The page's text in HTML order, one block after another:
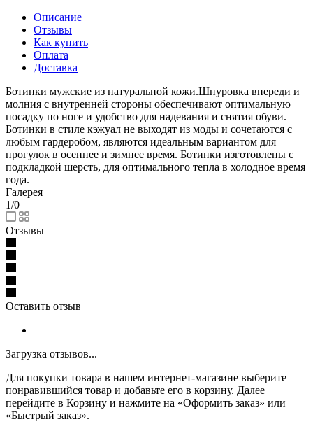
Описание
Отзывы
Как купить
Оплата
Доставка
Ботинки мужские из натуральной кожи.Шнуровка впереди и
молния с внутренней стороны обеспечивают оптимальную
посадку по ноге и удобство для надевания и снятия обуви.
Ботинки в стиле кэжуал не выходят из моды и сочетаются с
любым гардеробом, являются идеальным вариантом для
прогулок в осеннее и зимнее время. Ботинки изготовлены с
подкладкой шерсть, для оптимального тепла в холодное время
года.
Галерея
1/0 —
Отзывы
Оставить отзыв
Загрузка отзывов...
Для покупки товара в нашем интернет-магазине выберите
понравившийся товар и добавьте его в корзину. Далее
перейдите в Корзину и нажмите на «Оформить заказ» или
«Быстрый заказ».